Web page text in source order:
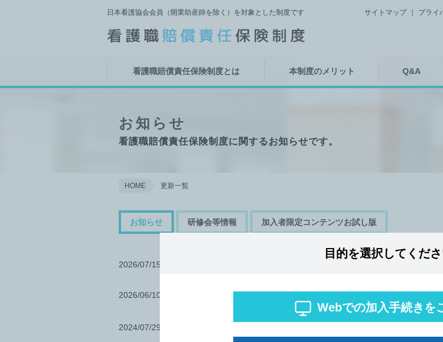
日本看護協会会員（開業助産師を除く）を対象とした制度です サイトマップ プライ
看護職賠償責任保険制度とは 本制度のメリット Q&A
お知らせ
看護職賠償責任保険制度に関するお知らせです。
HOME 更新一覧
お知らせ 研修会等情報 加入者限定コンテンツお試し版
2026/07/15
【2026年度「看護職賠償責任保険制度」中途加入の募集につ
2026/06/10
看護職賠償責任保険制度に口座振替による「自動更新」が導入
振替登録いただきますと、2028年4月補償開始分から自動更新
2024/07/29
「知っていますか？『看護職に関わる法的責任』」掲載のお知
目的を選択してくださ
Webでの加入手続きを